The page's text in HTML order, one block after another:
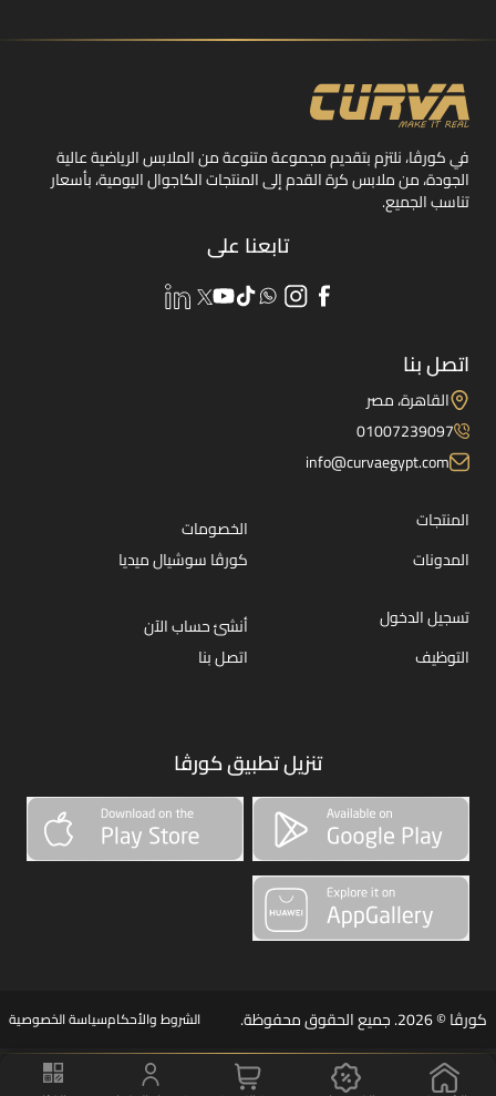
في كورڤا، نلتزم بتقديم مجموعة متنوعة من الملابس الرياضية عالية
الجودة، من ملابس كرة القدم إلى المنتجات الكاجوال اليومية، بأسعار
تناسب الجميع.
تابعنا على
اتصل بنا
القاهرة، مصر
01007239097
info@curvaegypt.com
المنتجات
الخصومات
المدونات
كورڤا سوشيال ميديا
تسجيل الدخول
أنشئ حساب الآن
التوظيف
اتصل بنا
تنزيل تطبيق كورڤا
كورڤا © 2026. جميع الحقوق محفوظة. الشروط والأحكامسياسة الخصوصية